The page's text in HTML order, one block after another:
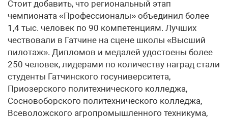
Стоит добавить, что региональный этап
чемпионата «Профессионалы» объединил более
1,4 тыс. человек по 90 компетенциям. Лучших
чествовали в Гатчине на сцене школы «Высший
пилотаж». Дипломов и медалей удостоены более
250 человек, лидерами по количеству наград стали
студенты Гатчинского госуниверситета,
Приозерского политехнического колледжа,
Сосновоборского политехнического колледжа,
Всеволожского агропромышленного техникума,